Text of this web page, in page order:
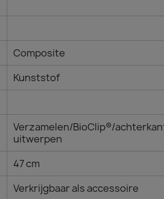
Composite
Kunststof
Verzamelen/BioClip®/
uitwerpen
47 cm
Verkrijgbaar als accessoire